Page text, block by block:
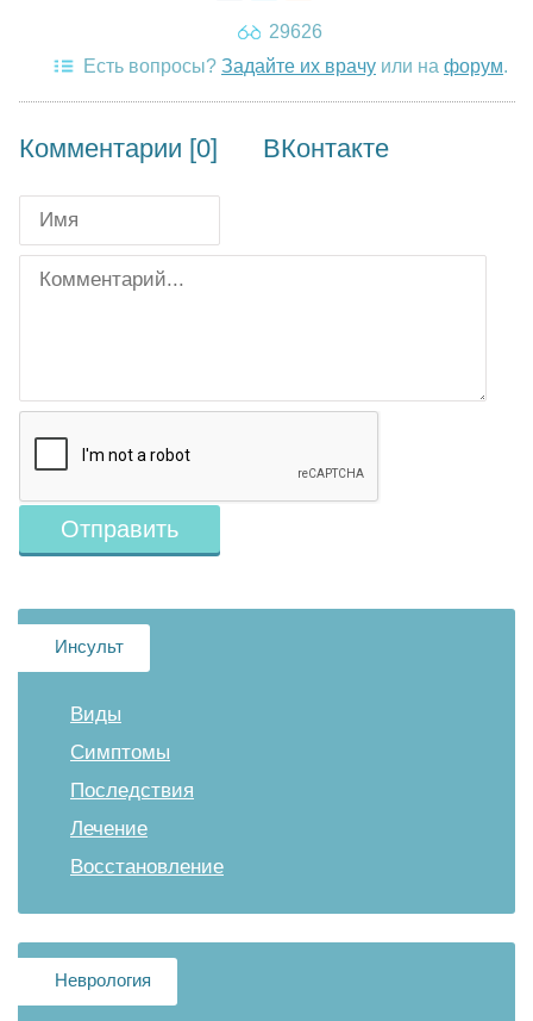
29626
Есть вопросы? Задайте их врачу или на форум.
Комментарии [0] ВКонтакте
Инсульт
Виды
Симптомы
Последствия
Лечение
Восстановление
Неврология